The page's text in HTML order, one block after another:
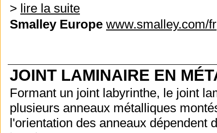
> lire la suite
Smalley Europe www.smalley.com/fr
JOINT LAMINAIRE EN
Formant un joint labyrinthe, le joint
plusieurs anneaux métalliques
l'orientation des anneaux dépendent